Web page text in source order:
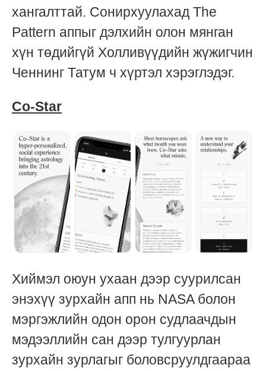
хангалттай. Сонирхуулахад The
Pattern aппыг дэлхийн олон мянган
хүн төдийгүй Холливүүдийн жүжигчин
Ченнинг Татум ч хүртэл хэрэглэдэг.
Co-Star
Хиймэл оюун ухаан дээр суурилсан
энэхүү зурхайн апп нь NASA болон
мэргэжлийн одон орон судлаачдын
мэдээллийн сан дээр тулгуурлан
зурхайн зурлагыг боловсруулдгаараа